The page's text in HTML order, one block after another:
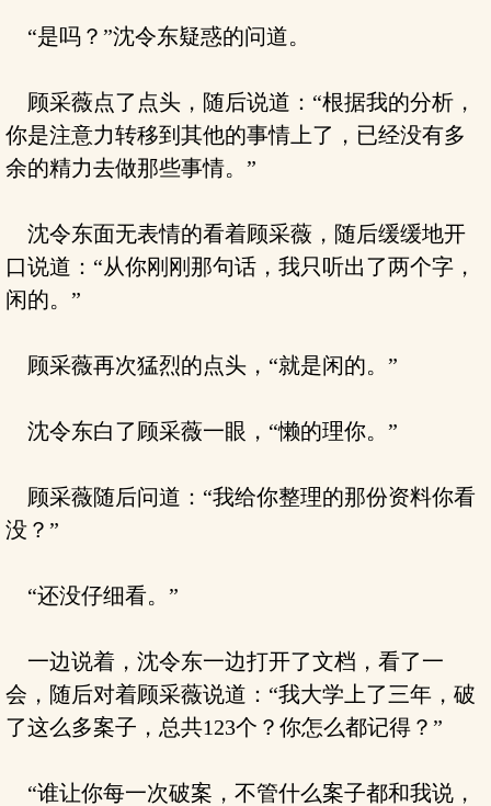
“是吗？”沈令东疑惑的问道。
顾采薇点了点头，随后说道：“根据我的分析，
你是注意力转移到其他的事情上了，已经没有多
余的精力去做那些事情。”
沈令东面无表情的看着顾采薇，随后缓缓地开
口说道：“从你刚刚那句话，我只听出了两个字，
闲的。”
顾采薇再次猛烈的点头，“就是闲的。”
沈令东白了顾采薇一眼，“懒的理你。”
顾采薇随后问道：“我给你整理的那份资料你看
没？”
“还没仔细看。”
一边说着，沈令东一边打开了文档，看了一
会，随后对着顾采薇说道：“我大学上了三年，破
了这么多案子，总共123个？你怎么都记得？”
“谁让你每一次破案，不管什么案子都和我说，